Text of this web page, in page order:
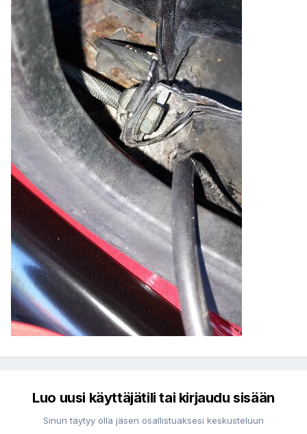
Luo uusi käyttäjätili tai kirjaudu sisään
Sinun täytyy olla jäsen osallistuaksesi keskusteluun